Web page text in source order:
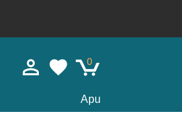
0
Apu